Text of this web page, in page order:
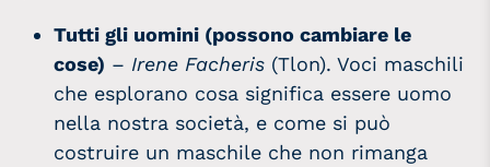
Tutti gli uomini (possono cambiare le
cose) – Irene Facheris (Tlon). Voci maschili
che esplorano cosa significa essere uomo
nella nostra società, e come si può
costruire un maschile che non rimanga